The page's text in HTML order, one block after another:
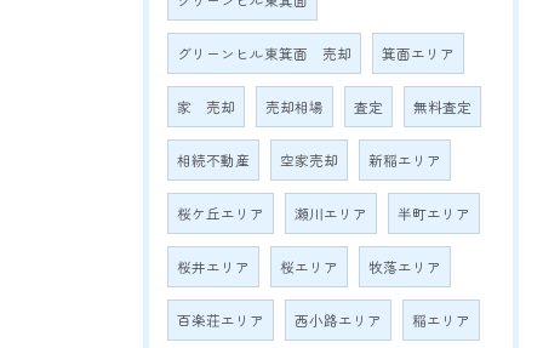
グリーンヒル東箕面 売却 箕面エリア
家 売却 売却相場 査定 無料査定
相続不動産 空家売却 新稲エリア
桜ケ丘エリア 瀬川エリア 半町エリア
桜井エリア 桜エリア 牧落エリア
百楽荘エリア 西小路エリア 稲エリア